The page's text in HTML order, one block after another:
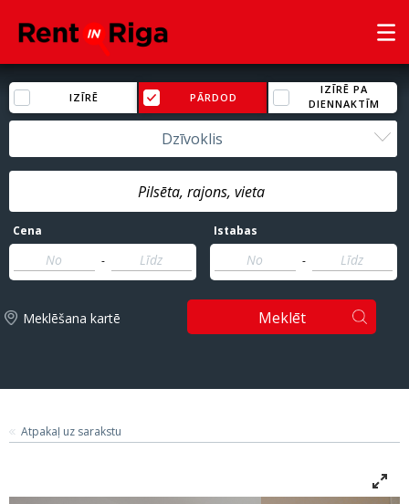
IZĪRĒ PĀRDOD
IZĪRĒ PA
DIENNAKTĪM
Dzīvoklis
Cena
-
Istabas
-
Meklēšana kartē Meklēt
Atpakaļ uz sarakstu